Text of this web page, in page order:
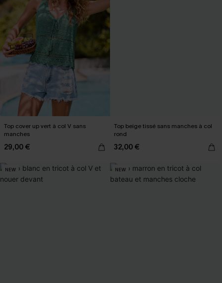
Top cover up vert à col V sans
manches
29,00 €
Top beige tissé sans manches à col
rond
32,00 €
NEW NEW